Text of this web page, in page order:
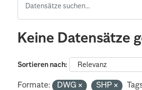
Keine Datensätze
Sortieren nach
Formate: DWG SHP